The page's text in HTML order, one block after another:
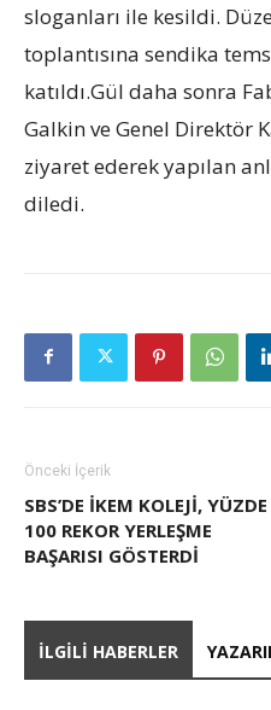
sloganları ile kesildi.
toplantısına sendika
katıldı.Gül daha sonra
Galkin ve Genel Direktör
ziyaret ederek yapılan
diledi.
Önceki İçerik
SBS’DE İKEM KOLEJI, YÜZDE
100 REKOR YERLEŞME
BAŞARISI GÖSTERDI
İLGILI HABERLER